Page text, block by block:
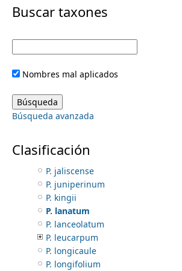
i
m
r
y
t
n
u
Buscar taxones
Nombres mal aplicados
Búsqueda avanzada
Clasificación
P. dipterum
P. durangense
P. forestierae
P. greggii
P. herbert-smithii
P. heydeanum
P. iltisiorum
P. jaliscense
P. juniperinum
P. kingii
P. lanatum
P. lanceolatum
P. leucarpum
P. longicaule
P. longifolium